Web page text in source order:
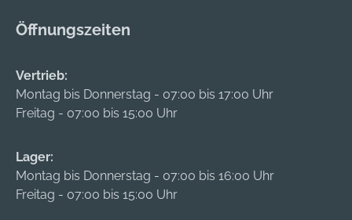
Öffnungszeiten
Vertrieb:
Montag bis Donnerstag - 07:00 bis 17:00 Uhr
Freitag - 07:00 bis 15:00 Uhr
Lager:
Montag bis Donnerstag - 07:00 bis 16:00 Uhr
Freitag - 07:00 bis 15:00 Uhr